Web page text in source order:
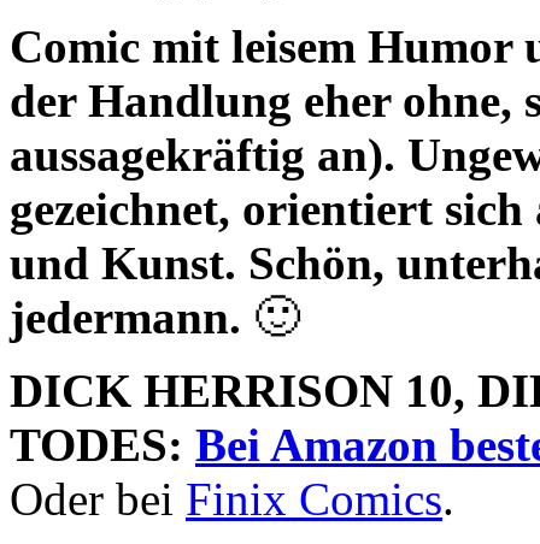
Comic mit leisem Humor
der Handlung eher ohne,
aussagekräftig an).
gezeichnet, orientiert
und Kunst. Schön,
jedermann. 🙂
DICK HERRISON 10,
TODES: Bei Amazon
Oder bei Finix Comics.